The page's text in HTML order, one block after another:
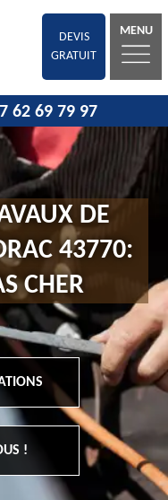
DEVIS
GRATUIT
MENU
62 69 79 97
DE
43770:
CHER
!